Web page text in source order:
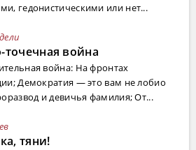
гедонистическими или нет...
точечная война
война: На фронтах
Демократия — это вам не лобио
и девичья фамилия; От...
тяни!